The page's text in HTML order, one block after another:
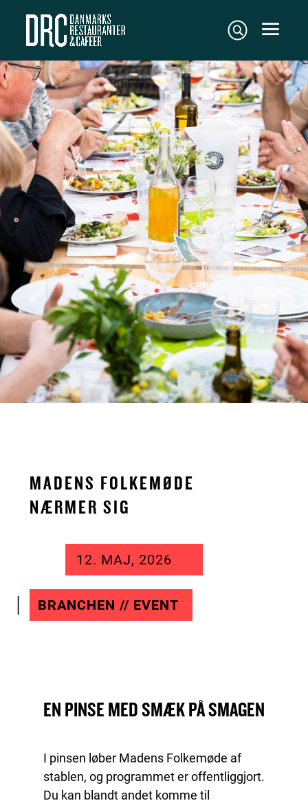
MADENS FOLKEMØDE
NÆRMER SIG
12. MAJ, 2026
BRANCHEN // EVENT
EN PINSE MED SMÆK PÅ SMAGEN
I pinsen løber Madens Folkemøde af
stablen, og programmet er offentliggjort.
Du kan blandt andet komme til